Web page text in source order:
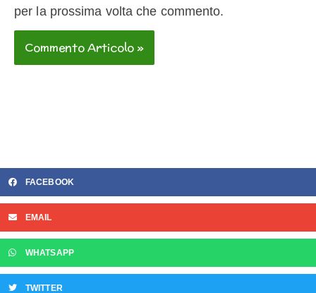
per la prossima volta che commento.
FACEBOOK
EMAIL
WHATSAPP
TWITTER